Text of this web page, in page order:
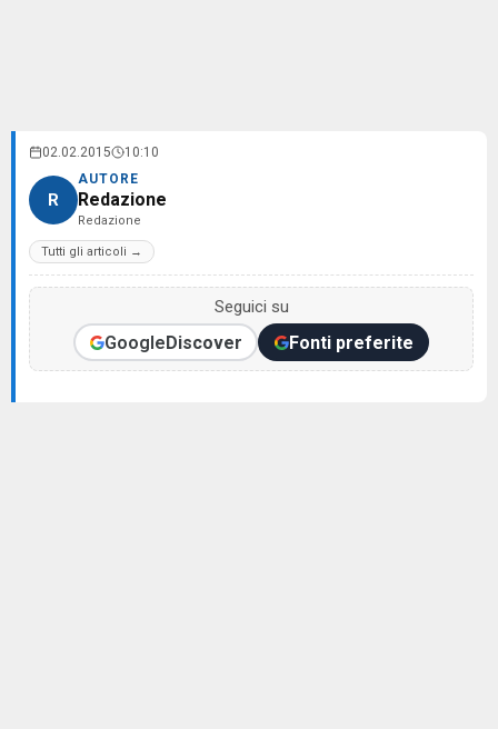
02.02.2015 10:10
R
AUTORE
Redazione
Redazione
Tutti gli articoli →
Seguici su
GoogleDiscover Fonti preferite